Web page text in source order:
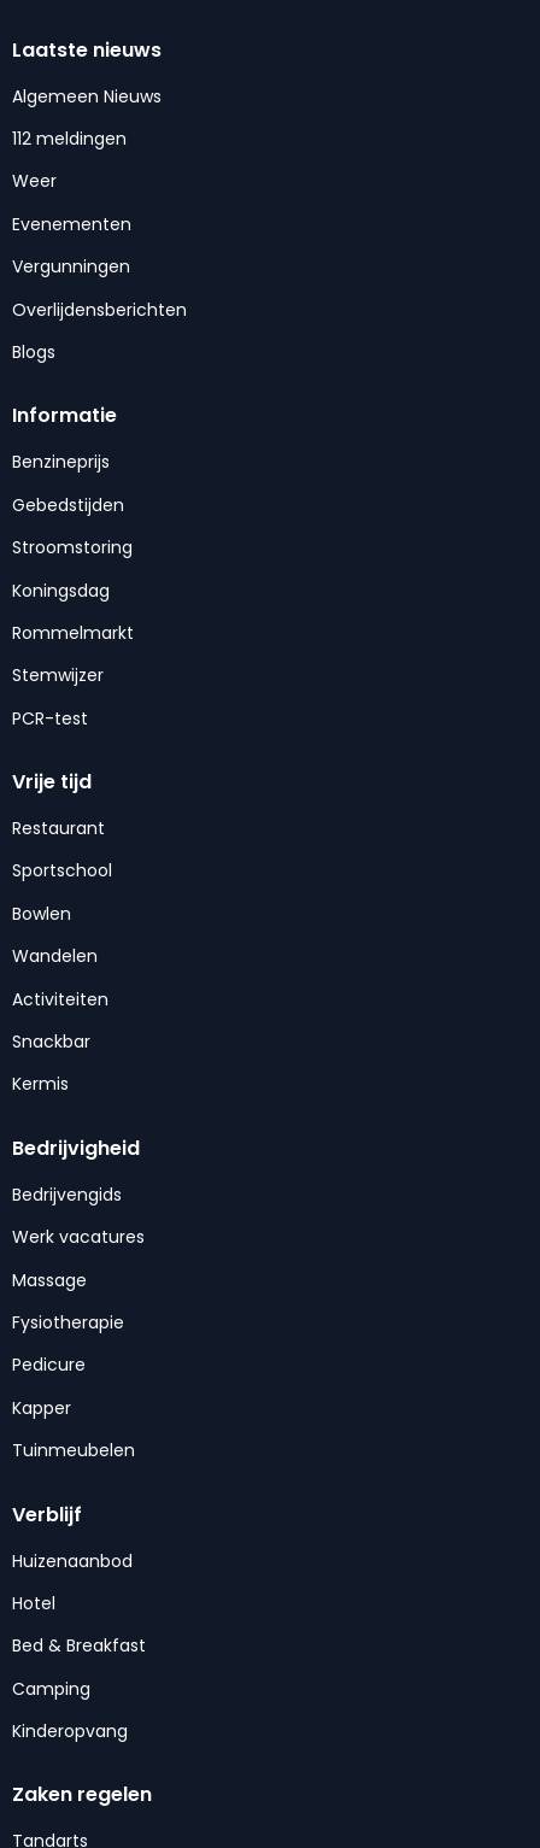
Laatste nieuws
Algemeen Nieuws
112 meldingen
Weer
Evenementen
Vergunningen
Overlijdensberichten
Blogs
Informatie
Benzineprijs
Gebedstijden
Stroomstoring
Koningsdag
Rommelmarkt
Stemwijzer
PCR-test
Vrije tijd
Restaurant
Sportschool
Bowlen
Wandelen
Activiteiten
Snackbar
Kermis
Bedrijvigheid
Bedrijvengids
Werk vacatures
Massage
Fysiotherapie
Pedicure
Kapper
Tuinmeubelen
Verblijf
Huizenaanbod
Hotel
Bed & Breakfast
Camping
Kinderopvang
Zaken regelen
Tandarts